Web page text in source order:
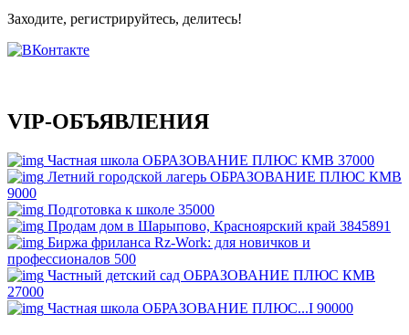
Заходите, регистрируйтесь, делитесь!
VIP-ОБЪЯВЛЕНИЯ
Частная школа ОБРАЗОВАНИЕ ПЛЮС КМВ 37000
Летний городской лагерь ОБРАЗОВАНИЕ ПЛЮС КМВ
9000
Подготовка к школе 35000
Продам дом в Шарыпово, Красноярский край 3845891
Биржа фриланса Rz-Work: для новичков и
профессионалов 500
Частный детский сад ОБРАЗОВАНИЕ ПЛЮС КМВ
27000
Частная школа ОБРАЗОВАНИЕ ПЛЮС...I 90000